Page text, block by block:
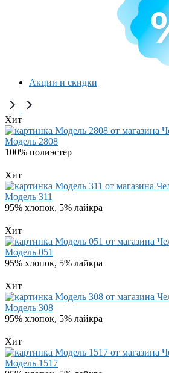
Акции и скидки
Хит
Модель 2808
100% полиэстер
Хит
Модель 311
95% хлопок, 5% лайкра
Хит
Модель 051
95% хлопок, 5% лайкра
Хит
Модель 308
95% хлопок, 5% лайкра
Хит
Модель 1517